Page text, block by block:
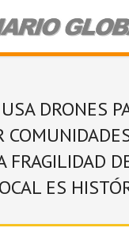
DRONES
FRAGILIDAD
ES